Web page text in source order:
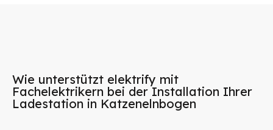
Wie unterstützt elektrify mit
Fachelektrikern bei der Installation Ihrer
Ladestation in Katzenelnbogen